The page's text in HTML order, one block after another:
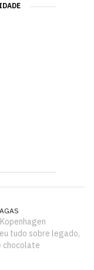
tudo sobre legado,
chocolate